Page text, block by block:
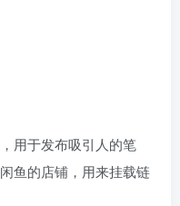
用于发布吸引人的笔
鱼的店铺，用来挂载链